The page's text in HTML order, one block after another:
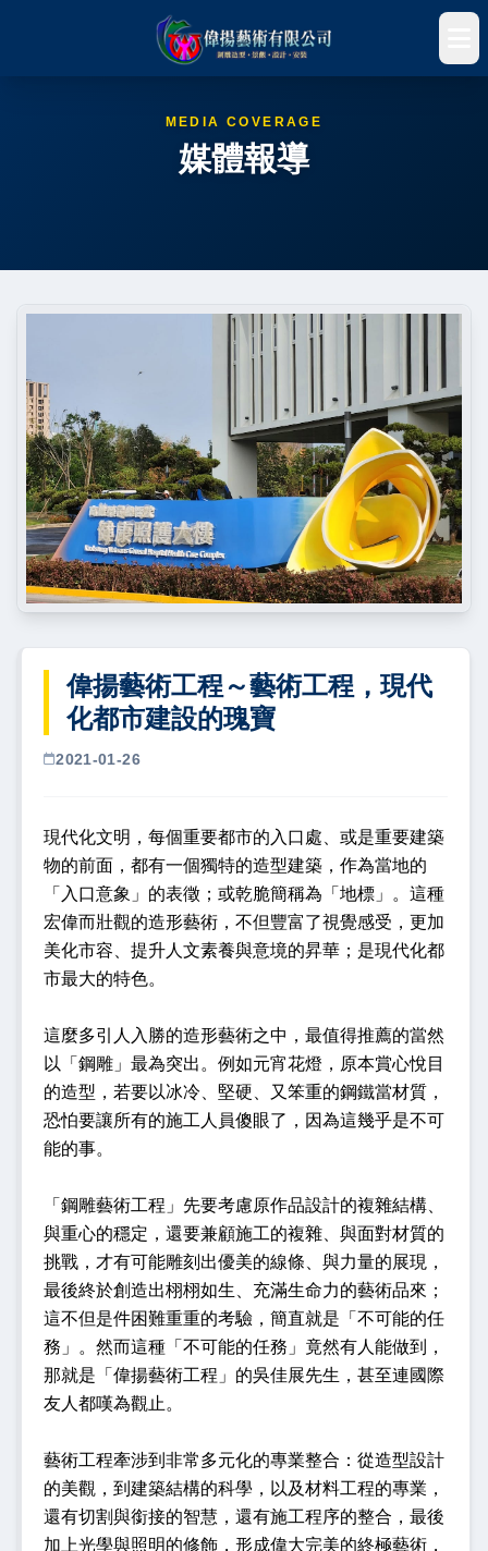
MEDIA COVERAGE
媒體報導
偉揚藝術工程～藝術工程，現代
化都市建設的瑰寶
2021-01-26
現代化文明，每個重要都市的入口處、或是重要建築
物的前面，都有一個獨特的造型建築，作為當地的
「入口意象」的表徵；或乾脆簡稱為「地標」。這種
宏偉而壯觀的造形藝術，不但豐富了視覺感受，更加
美化市容、提升人文素養與意境的昇華；是現代化都
市最大的特色。
這麼多引人入勝的造形藝術之中，最值得推薦的當然
以「鋼雕」最為突出。例如元宵花燈，原本賞心悅目
的造型，若要以冰冷、堅硬、又笨重的鋼鐵當材質，
恐怕要讓所有的施工人員傻眼了，因為這幾乎是不可
能的事。
「鋼雕藝術工程」先要考慮原作品設計的複雜結構、
與重心的穩定，還要兼顧施工的複雜、與面對材質的
挑戰，才有可能雕刻出優美的線條、與力量的展現，
最後終於創造出栩栩如生、充滿生命力的藝術品來；
這不但是件困難重重的考驗，簡直就是「不可能的任
務」。然而這種「不可能的任務」竟然有人能做到，
那就是「偉揚藝術工程」的吳佳展先生，甚至連國際
友人都嘆為觀止。
藝術工程牽涉到非常多元化的專業整合：從造型設計
的美觀，到建築結構的科學，以及材料工程的專業，
還有切割與銜接的智慧，還有施工程序的整合，最後
加上光學與照明的修飾，形成偉大完美的終極藝術，